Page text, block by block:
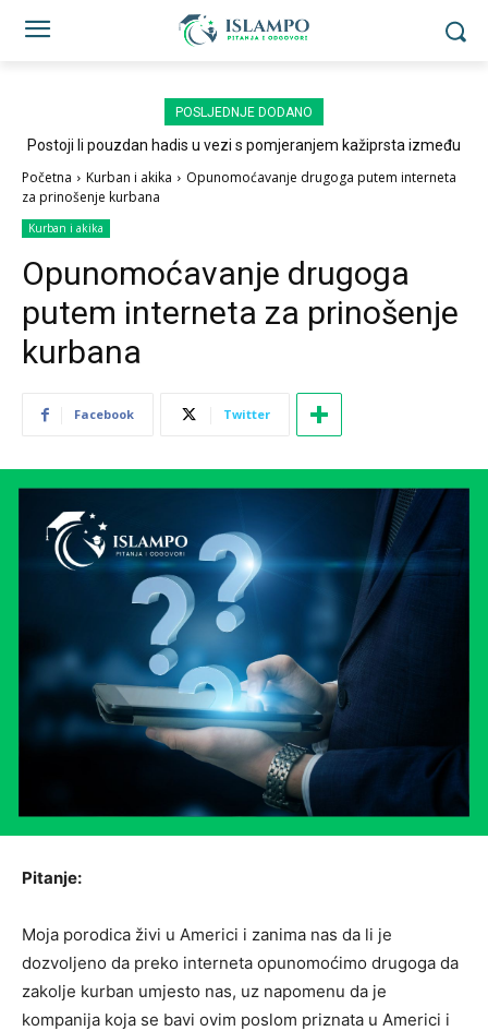
POSLJEDNJE DODANO
Postoji li pouzdan hadis u vezi s pomjeranjem kažiprsta između
Početna Kurban i akika
Opunomoćavanje drugoga putem interneta
za prinošenje kurbana
Kurban i akika
Opunomoćavanje drugoga
putem interneta za prinošenje
kurbana
Facebook Twitter
Pitanje:
Moja porodica živi u Americi i zanima nas da li je
dozvoljeno da preko interneta opunomoćimo drugoga da
zakolje kurban umjesto nas, uz napomenu da je
kompanija koja se bavi ovim poslom priznata u Americi i